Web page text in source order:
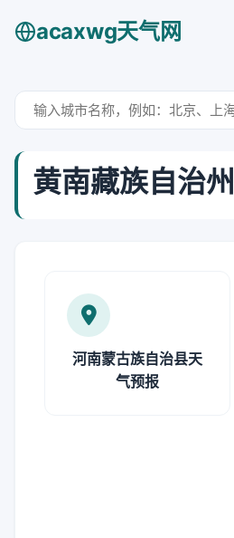
acaxwg天气网
黄南藏族自治州
河南蒙古族自治县天
气预报